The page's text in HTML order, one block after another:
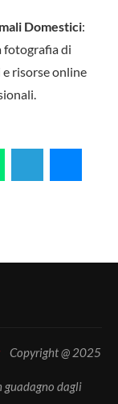
Domestici:
fotografia di
risorse online
Copyright @ 2025
dagli